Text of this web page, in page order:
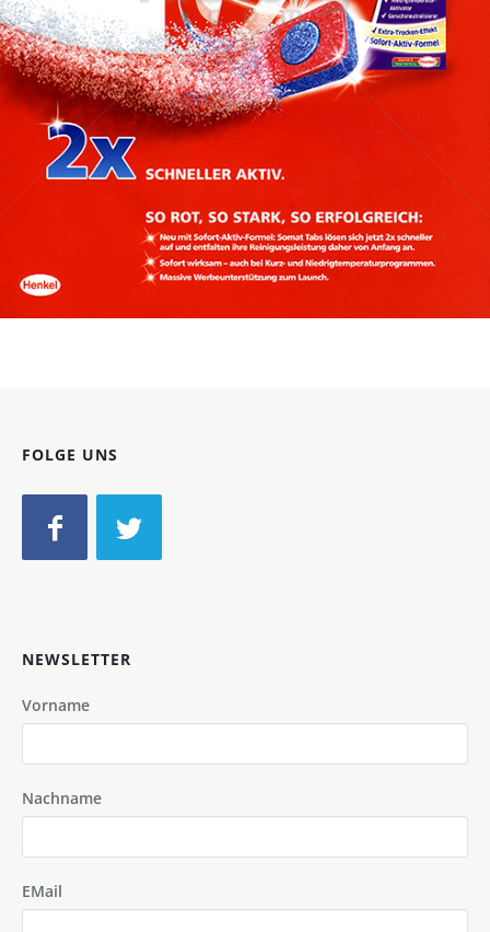
Somat Henkel Central Eastern Europe GmbH 2011
FOLGE UNS
NEWSLETTER
Vorname
Nachname
EMail